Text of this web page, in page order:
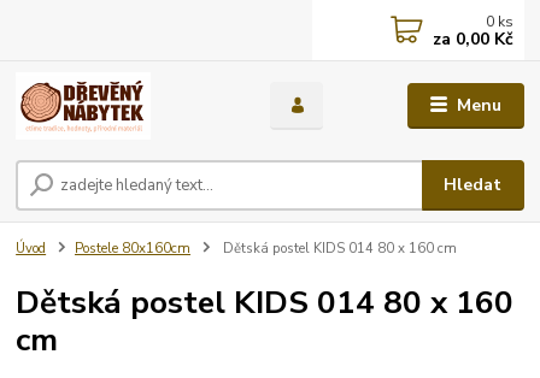
Menu
Hledat
0 ks
za 0,00 Kč
Úvod Postele 80x160cm Dětská postel KIDS 014 80 x 160 cm
Dětská postel KIDS 014 80 x 160
cm